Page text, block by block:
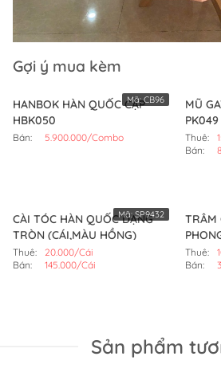
Gợi ý mua kèm
HANBOK HÀN QUỐC CẶP
HBK050
Bán: 5.900.000/Combo
Mã:CB96
MŨ
Thuê:
Bán:
CÀI TÓC HÀN QUỐC DẠNG
TRÒN (CÁI,MÀU HỒNG)
Thuê:
20.000/Cái
Bán:
145.000/Cái
Mã:SP9432
TRÂM
Thuê:
Bán:
Sản phẩm